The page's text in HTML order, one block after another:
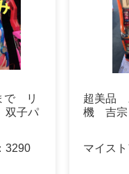
で リ
子パ
3290
超美品
機 吉
マイスト